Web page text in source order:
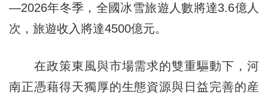
—2026年冬季，全國冰雪旅遊人數將達3.6億人
次，旅遊收入將達4500億元。
在政策東風與市場需求的雙重驅動下，河
南正憑藉得天獨厚的生態資源與日益完善的産